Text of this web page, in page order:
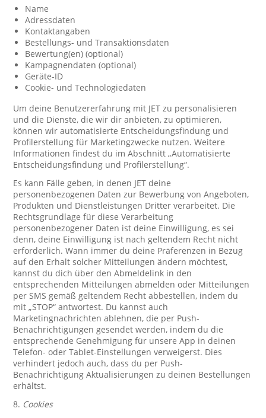
Name
Adressdaten
Kontaktangaben
Bestellungs- und Transaktionsdaten
Bewertung(en) (optional)
Kampagnendaten (optional)
Geräte-ID
Cookie- und Technologiedaten
Um deine Benutzererfahrung mit JET zu personalisieren
und die Dienste, die wir dir anbieten, zu optimieren,
können wir automatisierte Entscheidungsfindung und
Profilerstellung für Marketingzwecke nutzen. Weitere
Informationen findest du im Abschnitt „Automatisierte
Entscheidungsfindung und Profilerstellung“.
Es kann Fälle geben, in denen JET deine
personenbezogenen Daten zur Bewerbung von Angeboten,
Produkten und Dienstleistungen Dritter verarbeitet. Die
Rechtsgrundlage für diese Verarbeitung
personenbezogener Daten ist deine Einwilligung, es sei
denn, deine Einwilligung ist nach geltendem Recht nicht
erforderlich. Wann immer du deine Präferenzen in Bezug
auf den Erhalt solcher Mitteilungen ändern möchtest,
kannst du dich über den Abmeldelink in den
entsprechenden Mitteilungen abmelden oder Mitteilungen
per SMS gemäß geltendem Recht abbestellen, indem du
mit „STOP“ antwortest. Du kannst auch
Marketingnachrichten ablehnen, die per Push-
Benachrichtigungen gesendet werden, indem du die
entsprechende Genehmigung für unsere App in deinen
Telefon- oder Tablet-Einstellungen verweigerst. Dies
verhindert jedoch auch, dass du per Push-
Benachrichtigung Aktualisierungen zu deinen Bestellungen
erhältst.
8. Cookies